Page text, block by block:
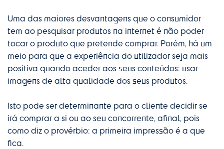
Uma das maiores desvantagens que o consumidor
tem ao pesquisar produtos na internet é não poder
tocar o produto que pretende comprar. Porém, há um
meio para que a experiência do utilizador seja mais
positiva quando aceder aos seus conteúdos: usar
imagens de alta qualidade dos seus produtos.
Isto pode ser determinante para o cliente decidir se
irá comprar a si ou ao seu concorrente, afinal, pois
como diz o provérbio: a primeira impressão é a que
fica.